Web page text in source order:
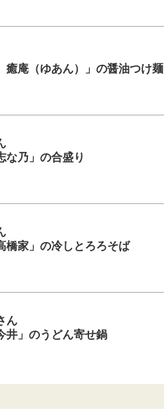
癒庵（ゆあん）」の醤油つけ麺
な乃」の合盛り
橋家」の冷しとろろそば
ん
井」のうどん寄せ鍋